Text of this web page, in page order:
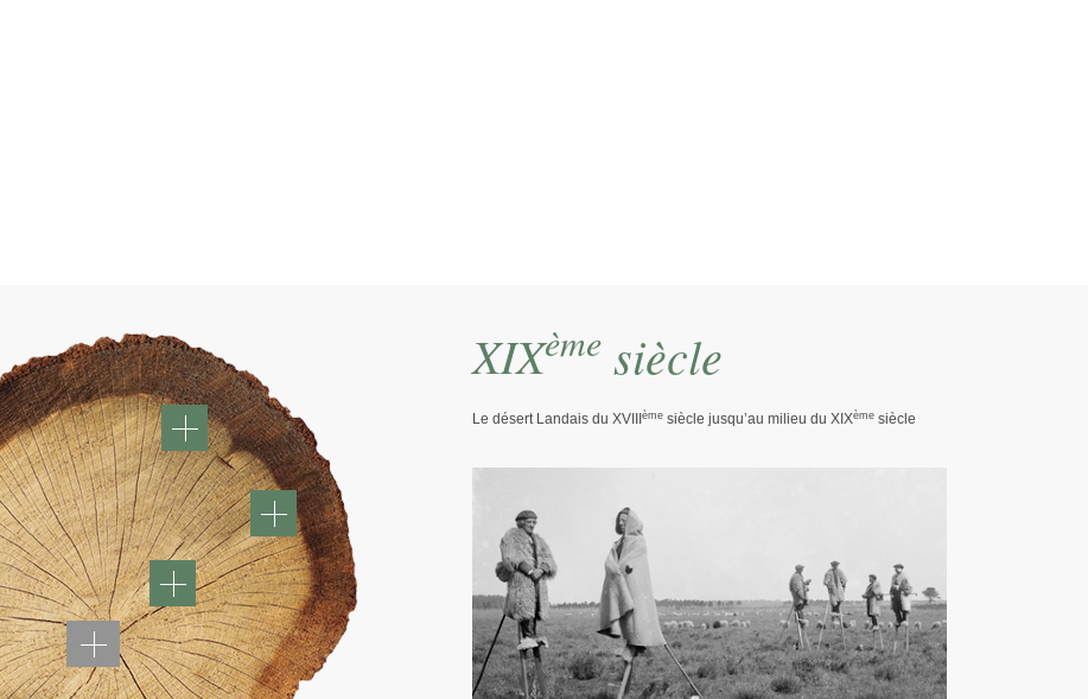
XIXèmesiècle
Le désert Landais du XVIII èmesiècle jusqu’au milieu du XIXèmesiècle